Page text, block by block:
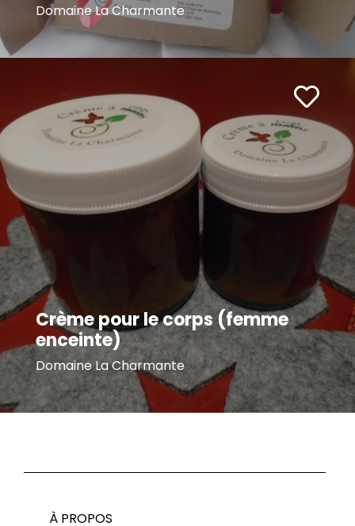
Domaine La Charmante
Crème pour le corps (femme
enceinte)
Domaine La Charmante
À PROPOS